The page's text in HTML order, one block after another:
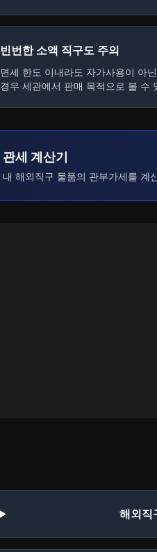
빈번한 소액 직구도 주의
면세 한도 이내라도 자가사용이 아
경우 세관에서 판매 목적으로 볼 수
관세 계산기
내 해외직구 물품의 관부가세를 계
해외직